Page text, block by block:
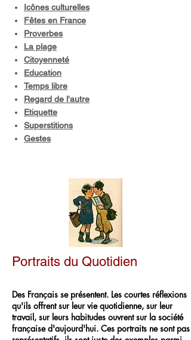
Icônes culturelles
Fêtes en France
Proverbes
La plage
Citoyenneté
Education
Temps libre
Regard de l'autre
Etiquette
Superstitions
Gestes
Portraits du Quotidien
Des Français se présentent. Les courtes réflexions
qu'ils offrent sur leur vie quotidienne, sur leur
travail, sur leurs habitudes ouvrent sur la société
française d'aujourd'hui. Ces portraits ne sont pas